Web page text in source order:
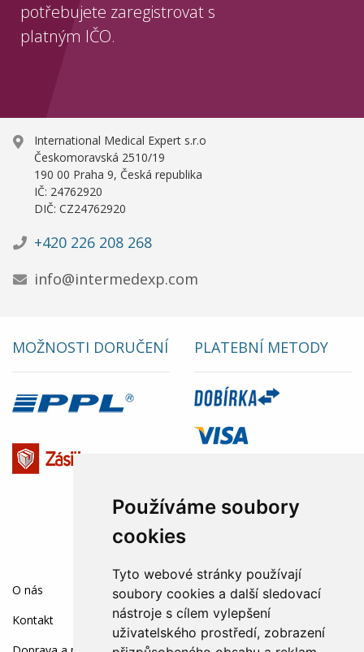
Používáme soubory
cookies
Tyto webové stránky používají
soubory cookies a další sledovací
nástroje s cílem vylepšení
uživatelského prostředí, zobrazení
potřebujete zaregistrovat s
platným IČO.
International Medical Expert s.r.o
Českomoravská 2510/19
190 00 Praha 9, Česká republika
IČ: 24762920
DIČ: CZ24762920
+420 226 208 268
info@intermedexp.com
MOŽNOSTI DORUČENÍ PLATEBNÍ METODY
O nás
Kontakt
SOCIÁLNÍ SÍTĚ: